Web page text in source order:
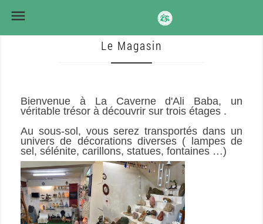

Le Magasin
Bienvenue à La Caverne d'Ali Baba, un
véritable trésor à découvrir sur trois étages .
Au sous-sol, vous serez transportés dans un
univers de décorations diverses ( lampes de
sel, sélénite, carillons, statues, fontaines …)